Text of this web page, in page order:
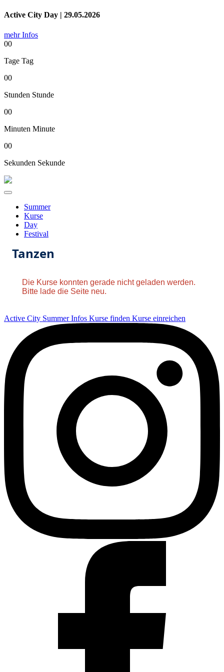
Active City Day | 29.05.2026
mehr Infos
00
Tage Tag
00
Stunden Stunde
00
Minuten Minute
00
Sekunden Sekunde
Summer
Kurse
Day
Festival
Tanzen
Die Kurse konnten gerade nicht geladen werden.
Bitte lade die Seite neu.
Active City SummerInfos Kurse finden Kurse einreichen